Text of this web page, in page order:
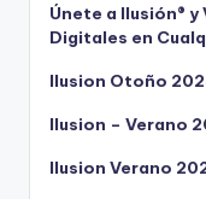
Únete a Ilusión®
Digitales en
Ilusion Otoño
Ilusion – Verano
Ilusion Verano